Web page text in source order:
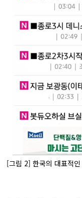
[그림 2] 한국의 대표적